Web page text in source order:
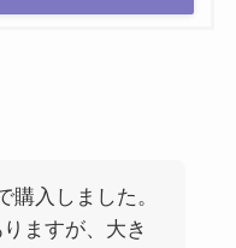
購入しました。
ますが、大き